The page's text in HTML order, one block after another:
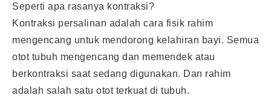
Seperti apa rasanya kontraksi?
Kontraksi persalinan adalah cara fisik rahim
mengencang untuk mendorong kelahiran bayi. Semua
otot tubuh mengencang dan memendek atau
berkontraksi saat sedang digunakan. Dan rahim
adalah salah satu otot terkuat di tubuh.